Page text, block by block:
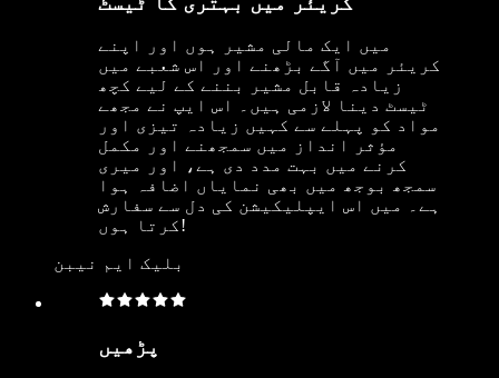
میں ایک مالی مشیر ہوں اور اپنے
کریئر میں آگے بڑھنے اور اس شعبے میں
زیادہ قابل مشیر بننے کے لیے کچھ
ٹیسٹ دینا لازمی ہیں۔ اس ایپ نے مجھے
مواد کو پہلے سے کہیں زیادہ تیزی اور
مؤثر انداز میں سمجھنے اور مکمل
کرنے میں بہت مدد دی ہے، اور میری
سمجھ بوجھ میں بھی نمایاں اضافہ ہوا
ہے۔ میں اس ایپلیکیشن کی دل سے سفارش
کرتا ہوں!
بلیک ایم نیبن
پڑھیں